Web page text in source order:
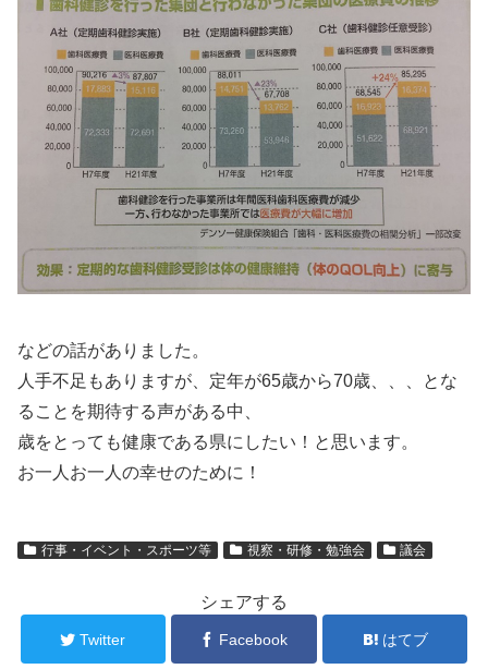
などの話がありました。
人手不足もありますが、定年が65歳から70歳、、、とな
ることを期待する声がある中、
歳をとっても健康である県にしたい！と思います。
お一人お一人の幸せのために！
行事・イベント・スポーツ等 視察・研修・勉強会 議会
シェアする
Twitter Facebook はてブ